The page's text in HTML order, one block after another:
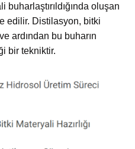
buharlaştırıldığında oluşan
edilir. Distilasyon, bitki
ardından bu buharın
bir tekniktir.